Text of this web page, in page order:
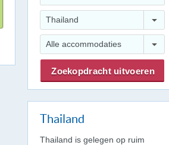
Thailand
Alle accommodaties
Thailand
Thailand is gelegen op ruim